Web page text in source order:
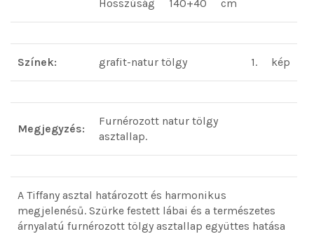
Hosszúság 140+40 cm
Színek: grafit-natur tölgy 1. kép
Megjegyzés:
Furnérozott natur tölgy
asztallap.
A Tiffany asztal határozott és harmonikus
megjelenésű. Szürke festett lábai és a természetes
árnyalatú furnérozott tölgy asztallap együttes hatása